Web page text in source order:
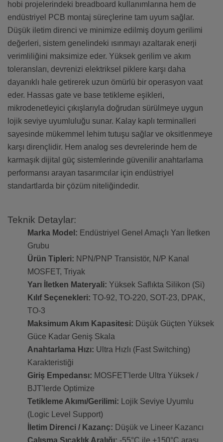
hobi projelerindeki breadboard kullanımlarına hem de
endüstriyel PCB montaj süreçlerine tam uyum sağlar.
Düşük iletim direnci ve minimize edilmiş doyum gerilimi
değerleri, sistem genelindeki ısınmayı azaltarak enerji
verimliliğini maksimize eder. Yüksek gerilim ve akım
toleransları, devrenizi elektriksel piklere karşı daha
dayanıklı hale getirerek uzun ömürlü bir operasyon vaat
eder. Hassas gate ve base tetikleme eşikleri,
mikrodenetleyici çıkışlarıyla doğrudan sürülmeye uygun
lojik seviye uyumluluğu sunar. Kalay kaplı terminalleri
sayesinde mükemmel lehim tutuşu sağlar ve oksitlenmeye
karşı dirençlidir. Hem analog ses devrelerinde hem de
karmaşık dijital güç sistemlerinde güvenilir anahtarlama
performansı arayan tasarımcılar için endüstriyel
standartlarda bir çözüm niteliğindedir.
Teknik Detaylar:
Marka Model: Endüstriyel Genel Amaçlı Yarı İletken
Grubu
Ürün Tipleri: NPN/PNP Transistör, N/P Kanal
MOSFET, Triyak
Yarı İletken Materyali: Yüksek Saflıkta Silikon (Si)
Kılıf Seçenekleri: TO-92, TO-220, SOT-23, DPAK,
TO-3
Maksimum Akım Kapasitesi: Düşük Güçten Yüksek
Güce Kadar Geniş Skala
Anahtarlama Hızı: Ultra Hızlı (Fast Switching)
Karakteristiği
Giriş Empedansı: MOSFET'lerde Ultra Yüksek /
BJT'lerde Optimize
Tetikleme Akımı/Gerilimi: Lojik Seviye Uyumlu
(Logic Level Support)
İletim Direnci / Kazanç: Düşük ve Lineer Kazancı
Çalışma Sıcaklık Aralığı: -55°C ile +150°C arası